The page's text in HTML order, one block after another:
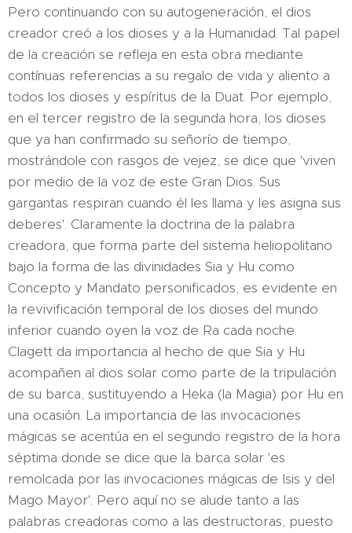
Pero continuando con su autogeneración, el dios
creador creó a los dioses y a la Humanidad. Tal papel
de la creación se refleja en esta obra mediante
contínuas referencias a su regalo de vida y aliento a
todos los dioses y espíritus de la Duat. Por ejemplo,
en el tercer registro de la segunda hora, los dioses
que ya han confirmado su señorío de tiempo,
mostrándole con rasgos de vejez, se dice que 'viven
por medio de la voz de este Gran Dios. Sus
gargantas respiran cuando él les llama y les asigna sus
deberes'. Claramente la doctrina de la palabra
creadora, que forma parte del sistema heliopolitano
bajo la forma de las divinidades Sia y Hu como
Concepto y Mandato personificados, es evidente en
la revivificación temporal de los dioses del mundo
inferior cuando oyen la voz de Ra cada noche.
Clagett da importancia al hecho de que Sia y Hu
acompañen al dios solar como parte de la tripulación
de su barca, sustituyendo a Heka (la Magia) por Hu en
una ocasión. La importancia de las invocaciones
mágicas se acentúa en el segundo registro de la hora
séptima donde se dice que la barca solar 'es
remolcada por las invocaciones mágicas de Isis y del
Mago Mayor'. Pero aquí no se alude tanto a las
palabras creadoras como a las destructoras, puesto